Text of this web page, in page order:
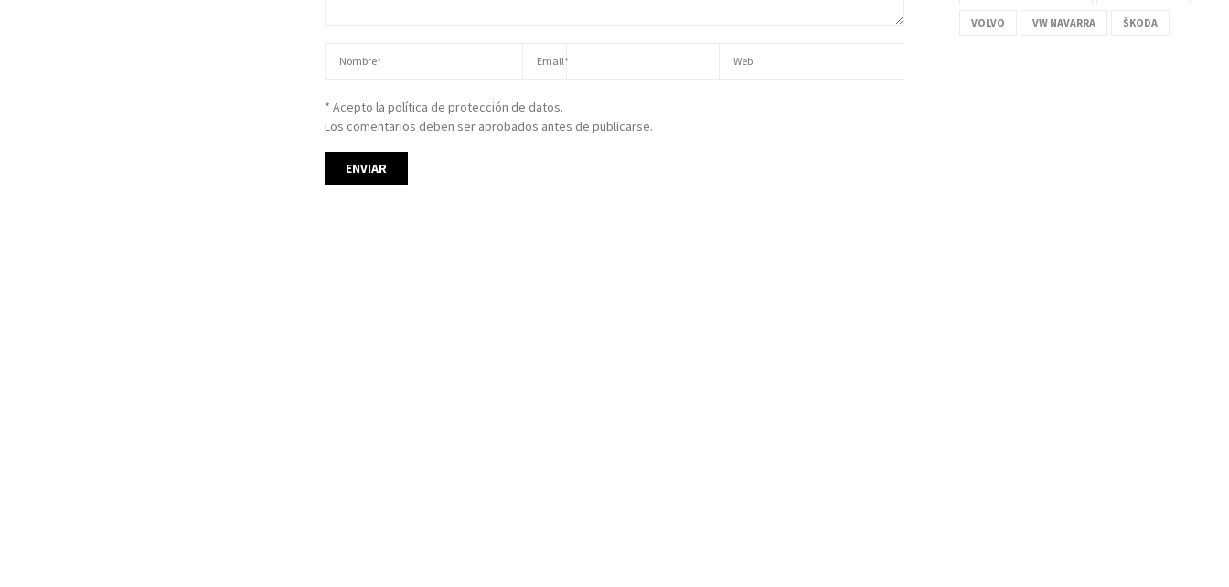
* Acepto la política de protección de datos.
Los comentarios deben ser aprobados antes de publicarse.
VOLVO VW NAVARRA ŠKODA